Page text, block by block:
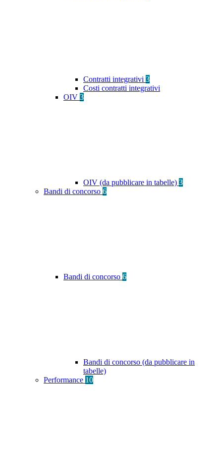
Contratti integrativi 3
Costi contratti integrativi
OIV 3
OIV (da pubblicare in tabelle) 3
Bandi di concorso 6
Bandi di concorso 6
Bandi di concorso (da pubblicare in
tabelle)
Performance 10